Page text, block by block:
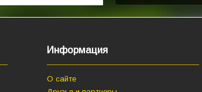
Информация
О сайте